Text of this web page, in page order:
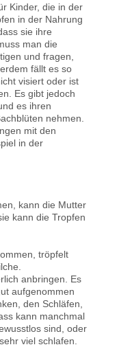
Kinder, die in der
in der Nahrung
sie ihre
man die
und fragen,
fällt es so
visiert oder ist
Es gibt jedoch
es ihren
nehmen.
mit den
in der
kann die Mutter
kann die Tropfen
tröpfelt
anbringen. Es
aufgenommen
den Schläfen,
kann manchmal
sind, oder
viel schlafen.